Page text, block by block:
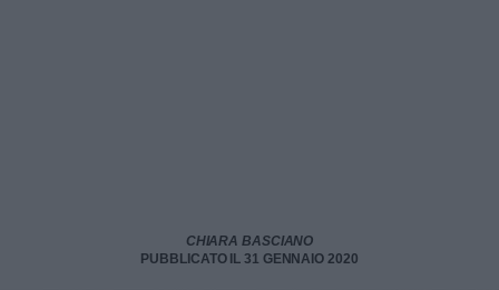
CHIARA BASCIANO
PUBBLICATO IL 31 GENNAIO 2020